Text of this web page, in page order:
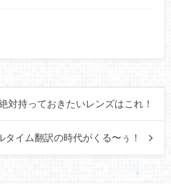
対持っておきたいレンズはこれ！
タイム翻訳の時代がくる〜ぅ！